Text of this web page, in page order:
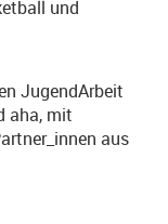
und
JugendArbeit
aha, mit
aus